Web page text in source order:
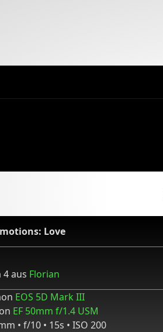
Love
aus Florian
EOS 5D Mark III
EF 50mm f/1.4 USM
• f/10 • 15s • ISO 200